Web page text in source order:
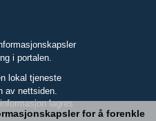
i portalen.
lokal tjeneste
av nettsiden.
lagres
for å forenkle